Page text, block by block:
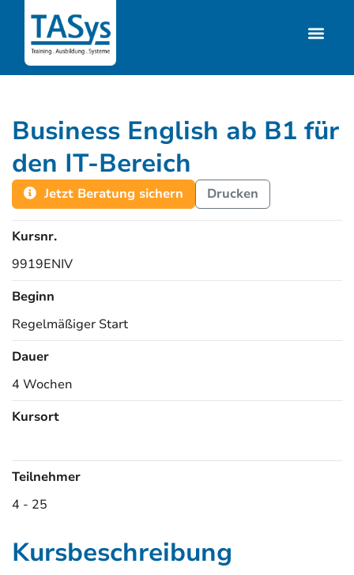
Business English ab B1 für
den IT-Bereich
Jetzt Beratung sichern Drucken
Kursnr.
9919ENIV
Beginn
Regelmäßiger Start
Dauer
4 Wochen
Kursort
Teilnehmer
4 - 25
Kursbeschreibung